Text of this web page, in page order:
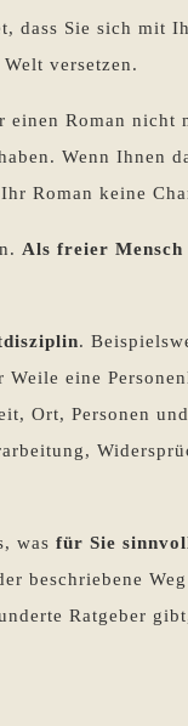
dass Sie sich mit
versetzen.
einen Roman nicht
Wenn Ihnen
Roman keine
Als freier Mensch
.
eine
Ort, Personen
was für Sie
beschriebene
Ratgeber